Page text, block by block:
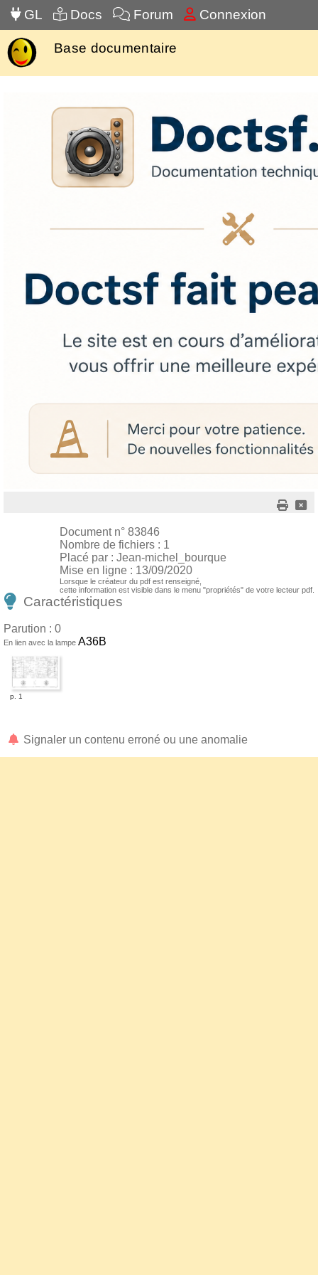
GL Docs Forum Connexion
Base documentaire
Document n° 83846
Nombre de fichiers : 1
Placé par : Jean-michel_bourque
Mise en ligne : 13/09/2020
Lorsque le créateur du pdf est renseigné,
cette information est visible dans le menu "propriétés" de votre lecteur pdf.
Caractéristiques
Parution : 0
En lien avec la lampe A36B
p. 1
Signaler un contenu erroné ou une anomalie